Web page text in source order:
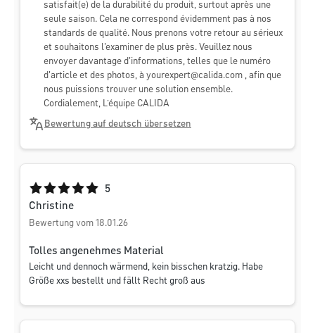
satisfait(e) de la durabilité du produit, surtout après une
seule saison. Cela ne correspond évidemment pas à nos
standards de qualité. Nous prenons votre retour au sérieux
et souhaitons l'examiner de plus près. Veuillez nous
envoyer davantage d'informations, telles que le numéro
d'article et des photos, à yourexpert@calida.com , afin que
nous puissions trouver une solution ensemble.
Cordialement, L’équipe CALIDA
Bewertung auf deutsch übersetzen
Durchschnittliche Bewertung von 5 von 5 Sternen
5
Christine
Bewertung vom 18.01.26
Tolles angenehmes Material
Leicht und dennoch wärmend, kein bisschen kratzig. Habe
Größe xxs bestellt und fällt Recht groß aus